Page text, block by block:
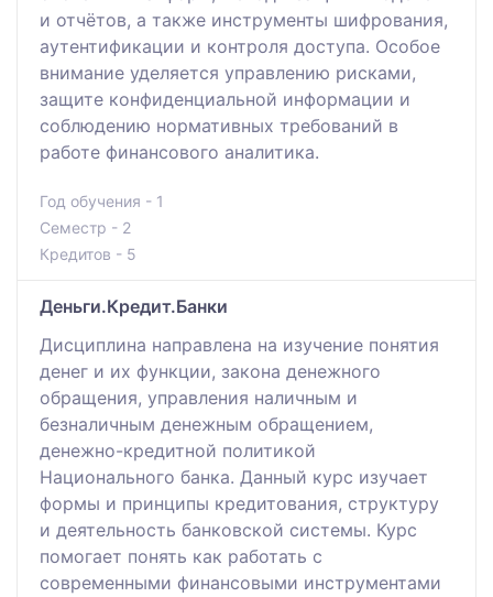
и отчётов, а также инструменты шифрования,
аутентификации и контроля доступа. Особое
внимание уделяется управлению рисками,
защите конфиденциальной информации и
соблюдению нормативных требований в
работе финансового аналитика.
Год обучения - 1
Семестр - 2
Кредитов - 5
Деньги.Кредит.Банки
Дисциплина направлена на изучение понятия
денег и их функции, закона денежного
обращения, управления наличным и
безналичным денежным обращением,
денежно-кредитной политикой
Национального банка. Данный курс изучает
формы и принципы кредитования, структуру
и деятельность банковской системы. Курс
помогает понять как работать с
современными финансовыми инструментами